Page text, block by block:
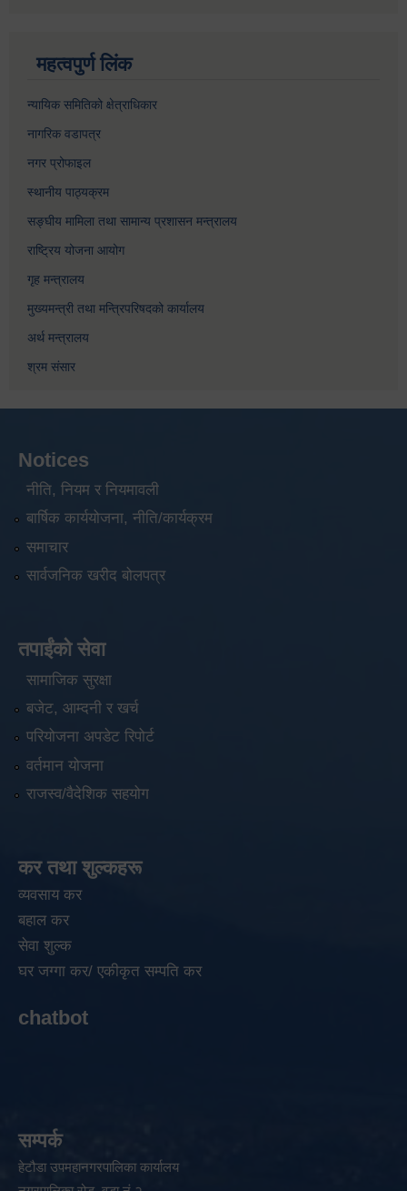
महत्वपुर्ण लिंक
न्यायिक समितिको क्षेत्राधिकार
नागरिक वडापत्र
नगर प्रोफाइल
स्थानीय पाठ्यक्रम
सङ्घीय मामिला तथा सामान्य प्रशासन मन्त्रालय
राष्ट्रिय योजना आयोग
गृह मन्त्रालय
मुख्यमन्त्री तथा मन्त्रिपरिषदको कार्यालय
अर्थ मन्त्रालय
श्रम संसार
Notices
नीति, नियम र नियमावली
बार्षिक कार्ययोजना, नीति/कार्यक्रम
समाचार
सार्वजनिक खरीद बोलपत्र
तपाईंको सेवा
सामाजिक सुरक्षा
बजेट, आम्दनी र खर्च
परियोजना अपडेट रिपोर्ट
वर्तमान योजना
राजस्व/वैदेशिक सहयोग
कर तथा शुल्कहरू
व्यवसाय कर
बहाल कर
सेवा शुल्क
घर जग्गा कर/ एकीकृत सम्पति कर
chatbot
सम्पर्क
हेटौडा उपमहानगरपालिका कार्यालय